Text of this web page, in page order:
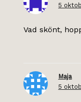
5
Vad skönt,
Maja
5